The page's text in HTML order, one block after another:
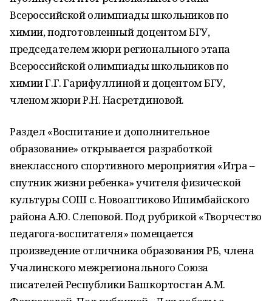
Всероссийской олимпиады школьников по
химии, подготовленный доцентом БГУ,
председателем жюри регионального этапа
Всероссийской олимпиады школьников по
химии Г.Г. Гарифуллиной и доцентом БГУ,
членом жюри Р.Н. Насретдиновой.
Раздел «Воспитание и дополнительное
образование» открывается разработкой
внеклассного спортивного мероприятия «Игра –
спутник жизни ребенка» учителя физической
культуры СОШ с. Новоаптиково Ишимбайского
района А.Ю. Слеповой. Под рубрикой «Творчество
педагога-воспитателя» помещается
произведение отличника образования РБ, члена
Учалинского межрегионального Союза
писателей Республики Башкортостан А.М.